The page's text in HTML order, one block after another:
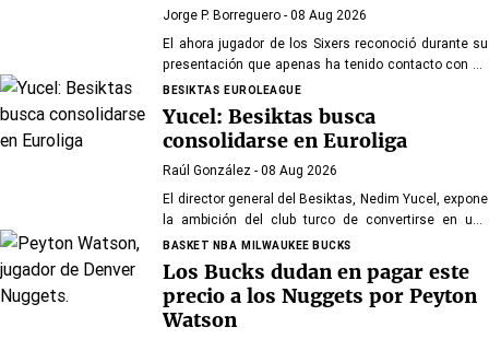
Jorge P. Borreguero - 08 Aug 2026
El ahora jugador de los Sixers reconoció durante su
presentación que apenas ha tenido contacto con su
antiguo compañero
BESIKTAS EUROLEAGUE
Yucel: Besiktas busca
consolidarse en Euroliga
Raúl González - 08 Aug 2026
El director general del Besiktas, Nedim Yucel, expone
la ambición del club turco de convertirse en una
organización permanente y competitiva en la
Euroliga. En declaraciones a Besiktas Magazine,
aborda la transformación del departamento, la
renovación de Dusan Alimpijevic hasta 2028 y los
planes para competir en la élite europea.
BASKET NBA MILWAUKEE BUCKS
Los Bucks dudan en pagar este
precio a los Nuggets por Peyton
Watson